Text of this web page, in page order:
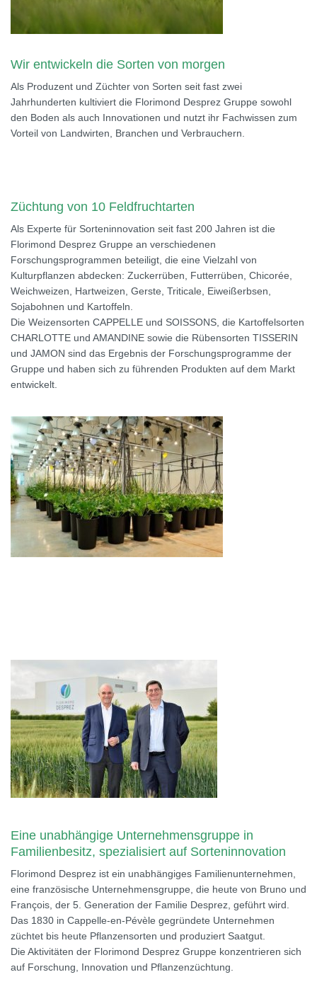
Wir entwickeln die Sorten von morgen
Als Produzent und Züchter von Sorten seit fast zwei
Jahrhunderten kultiviert die Florimond Desprez Gruppe sowohl
den Boden als auch Innovationen und nutzt ihr Fachwissen zum
Vorteil von Landwirten, Branchen und Verbrauchern.
Züchtung von 10 Feldfruchtarten
Als Experte für Sorteninnovation seit fast 200 Jahren ist die
Florimond Desprez Gruppe an verschiedenen
Forschungsprogrammen beteiligt, die eine Vielzahl von
Kulturpflanzen abdecken: Zuckerrüben, Futterrüben, Chicorée,
Weichweizen, Hartweizen, Gerste, Triticale, Eiweißerbsen,
Sojabohnen und Kartoffeln.
Die Weizensorten CAPPELLE und SOISSONS, die Kartoffelsorten
CHARLOTTE und AMANDINE sowie die Rübensorten TISSERIN
und JAMON sind das Ergebnis der Forschungsprogramme der
Gruppe und haben sich zu führenden Produkten auf dem Markt
entwickelt.
Eine unabhängige Unternehmensgruppe in
Familienbesitz, spezialisiert auf Sorteninnovation
Florimond Desprez ist ein unabhängiges Familienunternehmen,
eine französische Unternehmensgruppe, die heute von Bruno und
François, der 5. Generation der Familie Desprez, geführt wird.
Das 1830 in Cappelle-en-Pévèle gegründete Unternehmen
züchtet bis heute Pflanzensorten und produziert Saatgut.
Die Aktivitäten der Florimond Desprez Gruppe konzentrieren sich
auf Forschung, Innovation und Pflanzenzüchtung.